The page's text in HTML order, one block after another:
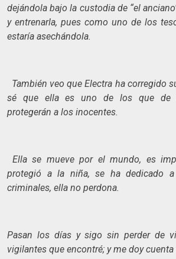
dejándola bajo la custodia de “el
y entrenarla, pues como uno de los
estaría asechándola.
También veo que Electra ha corregido
sé que ella es uno de los que de
protegerán a los inocentes.
Ella se mueve por el mundo, es
protegió a la niña, se ha dedicado
criminales, ella no perdona.
Pasan los días y sigo sin perder de
vigilantes que encontré; y me doy cuenta